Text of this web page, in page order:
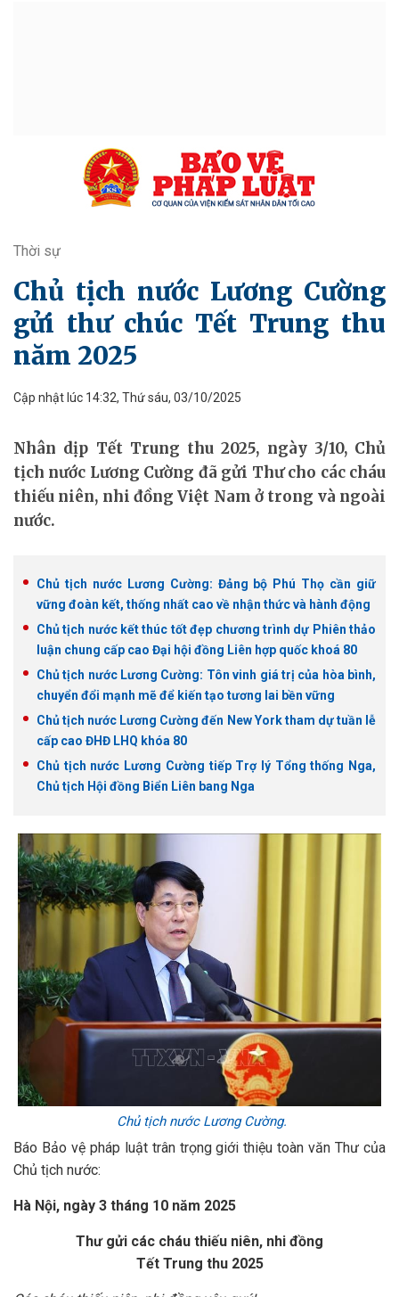
Thời sự
Chủ tịch nước Lương Cường
gửi thư chúc Tết Trung thu
năm 2025
Cập nhật lúc 14:32, Thứ sáu, 03/10/2025
Nhân dịp Tết Trung thu 2025, ngày 3/10, Chủ
tịch nước Lương Cường đã gửi Thư cho các cháu
thiếu niên, nhi đồng Việt Nam ở trong và ngoài
nước.
Chủ tịch nước Lương Cường: Đảng bộ Phú Thọ cần giữ
vững đoàn kết, thống nhất cao về nhận thức và hành động
Chủ tịch nước kết thúc tốt đẹp chương trình dự Phiên thảo
luận chung cấp cao Đại hội đồng Liên hợp quốc khoá 80
Chủ tịch nước Lương Cường: Tôn vinh giá trị của hòa bình,
chuyển đổi mạnh mẽ để kiến tạo tương lai bền vững
Chủ tịch nước Lương Cường đến New York tham dự tuần lễ
cấp cao ĐHĐ LHQ khóa 80
Chủ tịch nước Lương Cường tiếp Trợ lý Tổng thống Nga,
Chủ tịch Hội đồng Biển Liên bang Nga
Chủ tịch nước Lương Cường.
Báo Bảo vệ pháp luật trân trọng giới thiệu toàn văn Thư của
Chủ tịch nước:
Hà Nội, ngày 3 tháng 10 năm 2025
Thư gửi các cháu thiếu niên, nhi đồng
Tết Trung thu 2025